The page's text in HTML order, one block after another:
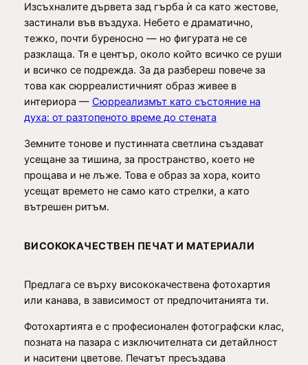
0
€
е
м
е
–
с
ю
р
р
а
л
и
с
т
ч
п
р
и
н
т
Изсъхналите дървета зад гърба ѝ са като жестове,
застинали във въздуха. Небето е драматично,
тежко, почти буреносно — но фигурата не се
разклаща. Тя е център, около който всичко се руши
и всичко се подрежда. За да разбереш повече за
това как сюрреалистичният образ живее в
интериора — Сюрреализмът като състояние на
духа: от разтопеното време до стената
Земните тонове и пустинната светлина създават
усещане за тишина, за пространство, което не
прощава и не лъже. Това е образ за хора, които
усещат времето не само като стрелки, а като
вътрешен ритъм.
ВИСОКОКАЧЕСТВЕН ПЕЧАТ И МАТЕРИАЛИ
Предлага се върху висококачествена фотохартия
или канава, в зависимост от предпочитанията ти.
Фотохартията е с професионален фотографски клас,
позната на пазара с изключителната си детайлност
и наситени цветове. Печатът пресъздава